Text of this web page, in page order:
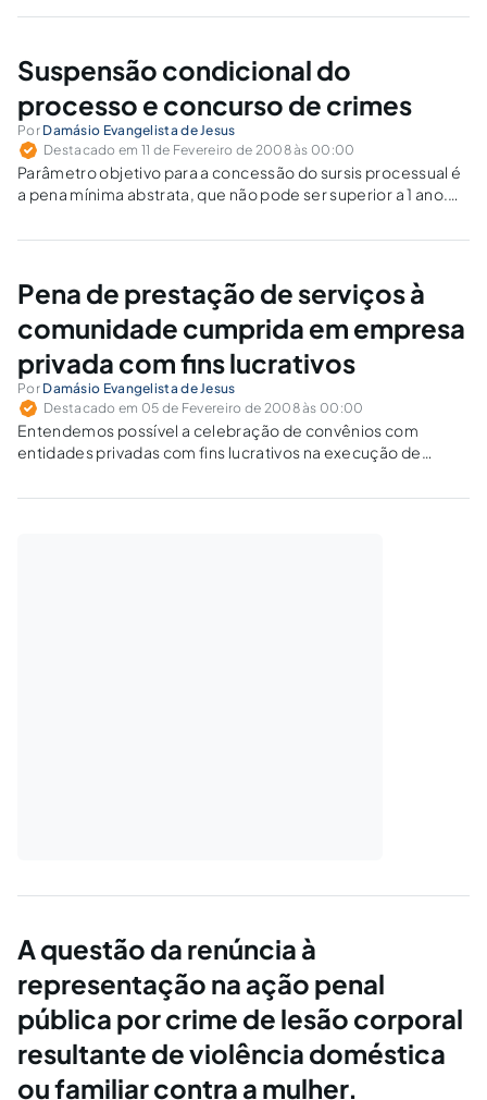
principalmente com seu Ministro da Segurança, Rino
Suspensão condicional do
processo e concurso de crimes
Por Damásio Evangelista de Jesus
Destacado em 11 de Fevereiro de 2008 às 00:00
Parâmetro objetivo para a concessão do sursis processual é
a pena mínima abstrata, que não pode ser superior a 1 ano.
crimes?
Pena de prestação de serviços à
comunidade cumprida em empresa
privada com fins lucrativos
Por Damásio Evangelista de Jesus
Destacado em 05 de Fevereiro de 2008 às 00:00
Entendemos possível a celebração de convênios com
entidades privadas com fins lucrativos na execução de
condições, sem que a parceria resulte em exploração de
A questão da renúncia à
representação na ação penal
pública por crime de lesão corporal
resultante de violência doméstica
ou familiar contra a mulher.